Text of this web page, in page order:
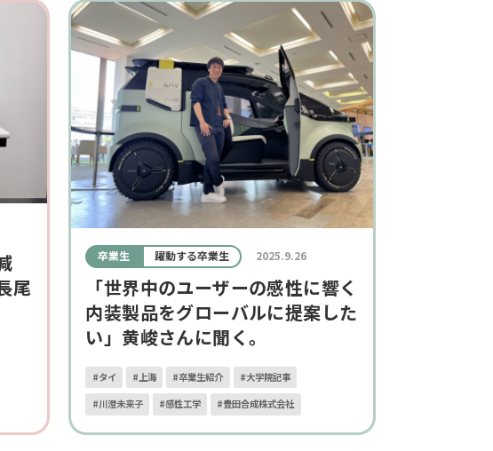
尾
卒業生 躍動する卒業生 2025.9.26
「世界中のユーザーの感性に響く
内装製品をグローバルに提案した
い」黄峻さんに聞く。
#タイ #上海 #卒業生紹介 #大学院記事
#川澄未来子 #感性工学 #豊田合成株式会社